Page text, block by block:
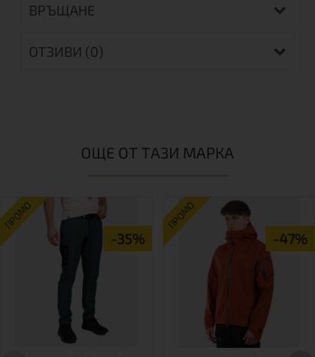
ВРЪЩАНЕ
ОТЗИВИ (0)
ОЩЕ ОТ ТАЗИ МАРКА
ПРОМО
-35%
ПРОМО
-47%